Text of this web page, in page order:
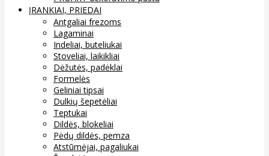
ĮRANKIAI, PRIEDAI
Antgaliai frezoms
Lagaminai
Indeliai, buteliukai
Stoveliai, laikikliai
Dėžutės, padėklai
Formelės
Geliniai tipsai
Dulkių šepetėliai
Teptukai
Dildės, blokeliai
Pėdų dildės, pemza
Atstūmėjai, pagaliukai